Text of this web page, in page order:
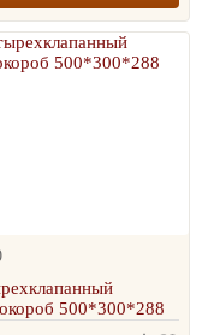
500*300*288